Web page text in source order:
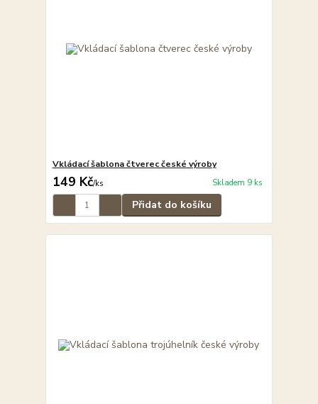
Vkládací šablona čtverec české výroby
149 Kč/ks Skladem 9 ks
Přidat do košíku